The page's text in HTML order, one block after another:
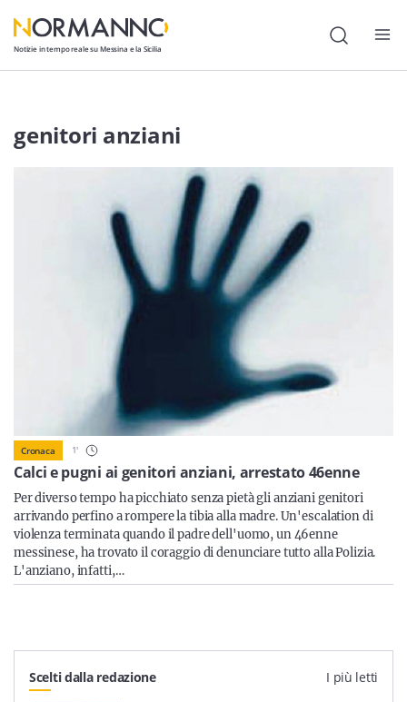
Notizie in tempo reale su Messina e la Sicilia
Attualità
Economia
Sicilia
Servizi
genitori anziani
Calci e pugni ai genitori anziani, arrestato 46enne
Cronaca 1'
Per diverso tempo ha picchiato senza pietà gli anziani genitori
arrivando perfino a rompere la tibia alla madre. Un'escalation di
violenza terminata quando il padre dell'uomo, un 46enne
messinese, ha trovato il coraggio di denunciare tutto alla Polizia.
L'anziano, infatti,…
Scelti dalla redazione I più letti